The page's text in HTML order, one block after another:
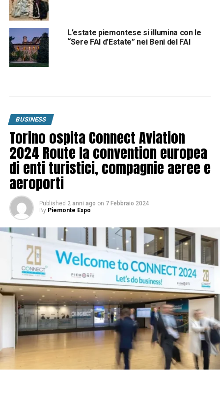
L’estate piemontese si illumina con le
“Sere FAI d’Estate” nei Beni del FAI
BUSINESS
Torino ospita Connect Aviation
2024 Route la convention europea
di enti turistici, compagnie aeree e
aeroporti
Published 2 anni ago on 7 Febbraio 2024
By Piemonte Expo